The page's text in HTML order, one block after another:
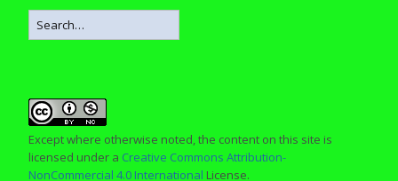
Except where otherwise noted, the content on this site is
licensed under a Creative Commons Attribution-
NonCommercial 4.0 International License.